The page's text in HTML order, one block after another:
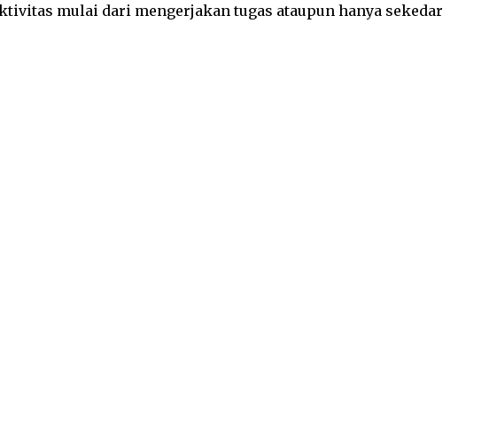
mulai dari mengerjakan tugas ataupun hanya sekedar